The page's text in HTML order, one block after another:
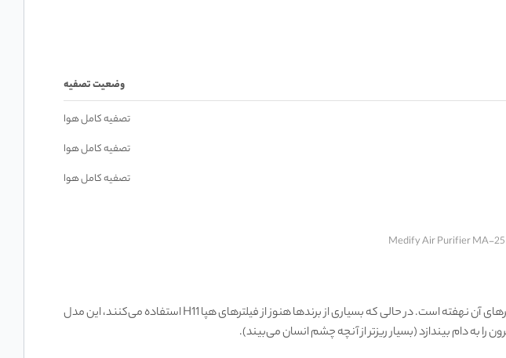
وضعیت تصفیه
تصفیه کامل هوا
تصفیه کامل هوا
تصفیه کامل هوا
در فیلترهای آن نهفته است. در حالی که بسیاری از برندها هنوز از فیلترهای هپا H11 استفاده می‌کنند، این مدل